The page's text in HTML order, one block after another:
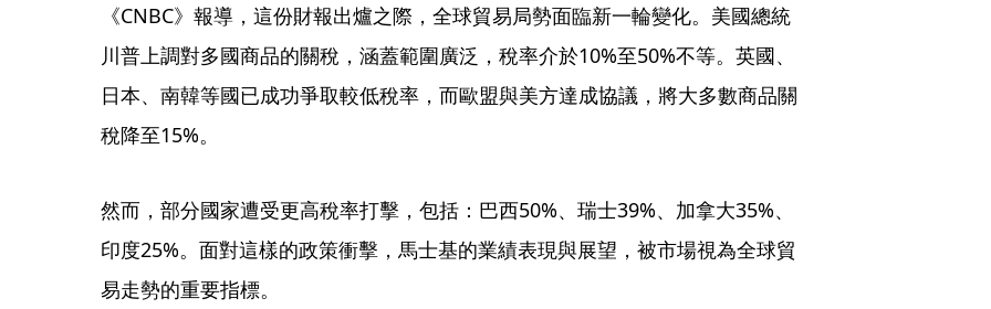
《CNBC》報導，這份財報出爐之際，全球貿易局勢面臨新一輪變化。美國總統
川普上調對多國商品的關稅，涵蓋範圍廣泛，稅率介於10%至50%不等。英國、
日本、南韓等國已成功爭取較低稅率，而歐盟與美方達成協議，將大多數商品關
稅降至15%。
然而，部分國家遭受更高稅率打擊，包括：巴西50%、瑞士39%、加拿大35%、
印度25%。面對這樣的政策衝擊，馬士基的業績表現與展望，被市場視為全球貿
易走勢的重要指標。